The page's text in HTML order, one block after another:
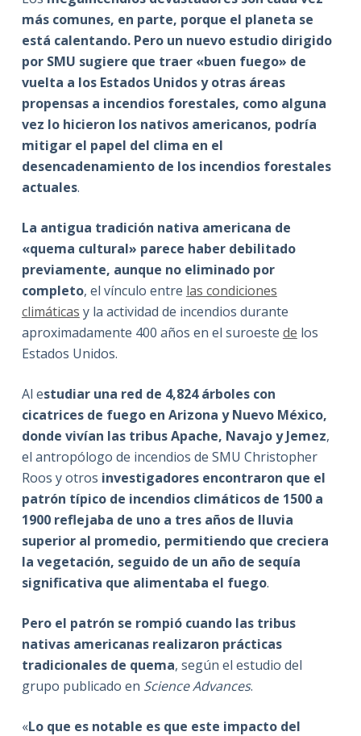
más comunes, en parte, porque el planeta se
está calentando. Pero un nuevo estudio dirigido
por SMU sugiere que traer «buen fuego» de
vuelta a los Estados Unidos y otras áreas
propensas a incendios forestales, como alguna
vez lo hicieron los nativos americanos, podría
mitigar el papel del clima en el
desencadenamiento de los incendios forestales
actuales.
La antigua tradición nativa americana de
«quema cultural» parece haber debilitado
previamente, aunque no eliminado por
completo, el vínculo entre las condiciones
climáticas y la actividad de incendios durante
aproximadamente 400 años en el suroeste de los
Estados Unidos.
Al estudiar una red de 4,824 árboles con
cicatrices de fuego en Arizona y Nuevo México,
donde vivían las tribus Apache, Navajo y Jemez,
el antropólogo de incendios de SMU Christopher
Roos y otros investigadores encontraron que el
patrón típico de incendios climáticos de 1500 a
1900 reflejaba de uno a tres años de lluvia
superior al promedio, permitiendo que creciera
la vegetación, seguido de un año de sequía
significativa que alimentaba el fuego.
Pero el patrón se rompió cuando las tribus
nativas americanas realizaron prácticas
tradicionales de quema, según el estudio del
grupo publicado en Science Advances.
«Lo que es notable es que este impacto del